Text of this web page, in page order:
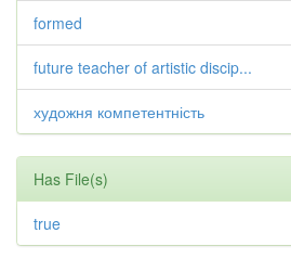
formed
future teacher of artistic discip...
художня компетентність
Has File(s)
true